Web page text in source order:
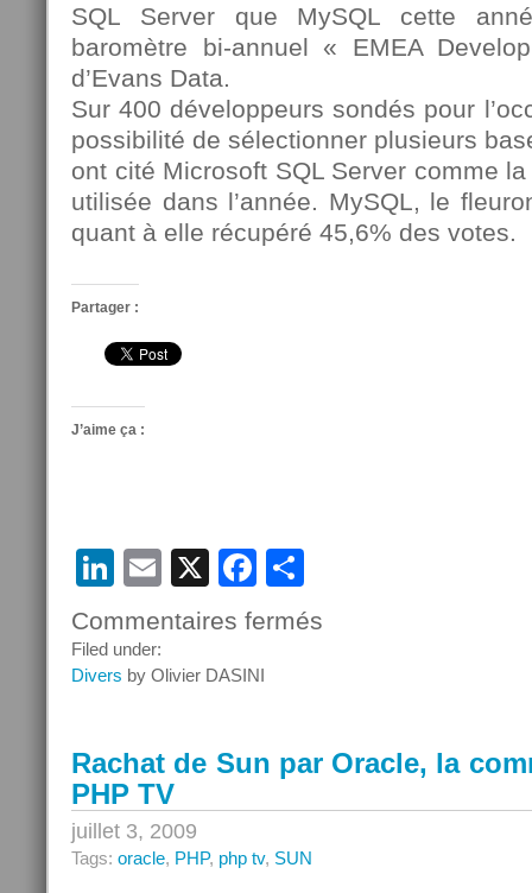
SQL Server que MySQL cette
baromètre bi-annuel « EMEA
d’Evans Data.
Sur 400 développeurs sondés pour
possibilité de sélectionner plusieurs
ont cité Microsoft SQL Server comme
utilisée dans l’année. MySQL, le
quant à elle récupéré 45,6% des votes.
Partager :
J’aime ça :
LinkedIn
Email
X Facebook
Commentaires fermés
stars
utilisateurs
Filed under:
Divers by Olivier DASINI
Rachat de Sun par Oracle, la
PHP TV
juillet 3, 2009
Tags: oracle, PHP, php tv, SUN